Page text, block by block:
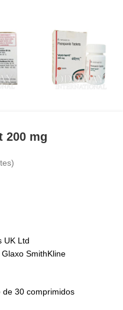
200 mg
UK Ltd
SmithKline
de 30 comprimidos